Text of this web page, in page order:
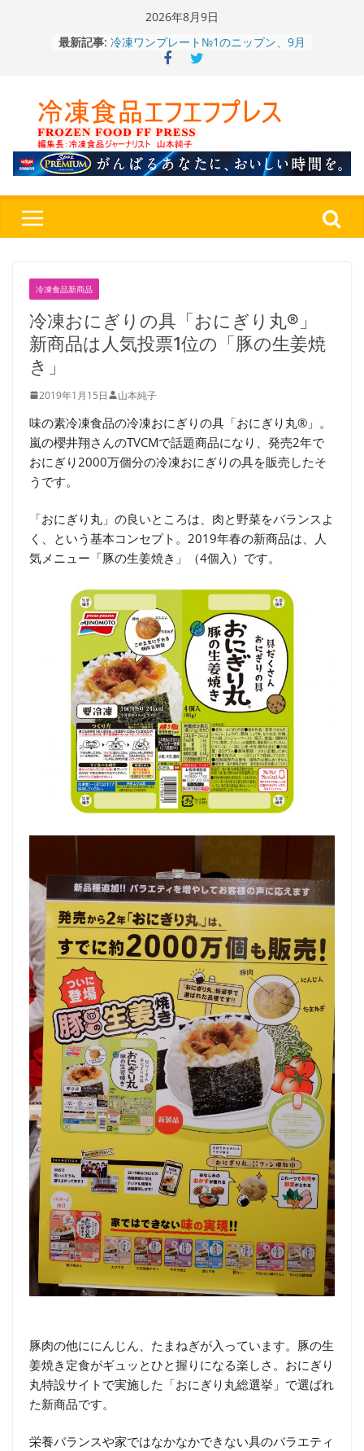
2026年8月9日
最新記事: 冷凍ワンプレート№1のニップン、9月
から新ブランド『ニップン、彩りごは
ストアで作者にご挨拶、新作”れいと
うこ～こ～”を知る
「CHEESE WONDER」5周年～夏に限
定さわやかフレーバー「CHEESE
WONDER YELLOW」復刻発売中
冷凍食品新商品
冷凍おにぎりの具「おにぎり丸®」
新商品は人気投票1位の「豚の生姜焼
き」
2019年1月15日 山本純子
味の素冷凍食品の冷凍おにぎりの具「おにぎり丸®」。
嵐の櫻井翔さんのTVCMで話題商品になり、発売2年で
おにぎり2000万個分の冷凍おにぎりの具を販売したそ
うです。
「おにぎり丸」の良いところは、肉と野菜をバランスよ
く、という基本コンセプト。2019年春の新商品は、人
気メニュー「豚の生姜焼き」（4個入）です。
豚肉の他ににんじん、たまねぎが入っています。豚の生
姜焼き定食がギュッとひと握りになる楽しさ。おにぎり
丸特設サイトで実施した「おにぎり丸総選挙」で選ばれ
た新商品です。
栄養バランスや家ではなかなかできない具のバラエティ